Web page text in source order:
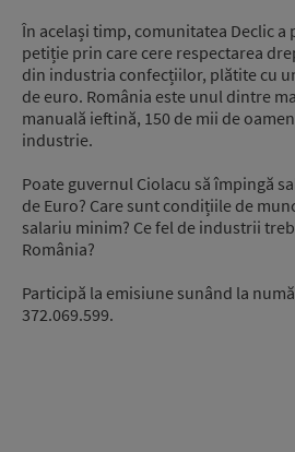
În același timp, comunitatea Declic a
petiție prin care cere respectarea
din industria confecțiilor, plătite cu
de euro. România este unul dintre
manuală ieftină, 150 de mii de
industrie.
Poate guvernul Ciolacu să împingă
de Euro? Care sunt condițiile de
salariu minim? Ce fel de industrii
România?
Participă la emisiune sunând la
372.069.599.